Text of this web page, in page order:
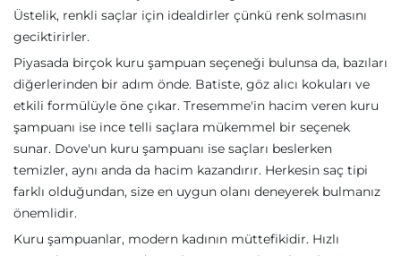
Üstelik, renkli saçlar için idealdirler çünkü renk solmasını
geciktirirler.
Piyasada birçok kuru şampuan seçeneği bulunsa da, bazıları
diğerlerinden bir adım önde. Batiste, göz alıcı kokuları ve
etkili formülüyle öne çıkar. Tresemme'in hacim veren kuru
şampuanı ise ince telli saçlara mükemmel bir seçenek
sunar. Dove'un kuru şampuanı ise saçları beslerken
temizler, aynı anda da hacim kazandırır. Herkesin saç tipi
farklı olduğundan, size en uygun olanı deneyerek bulmanız
önemlidir.
Kuru şampuanlar, modern kadının müttefikidir. Hızlı